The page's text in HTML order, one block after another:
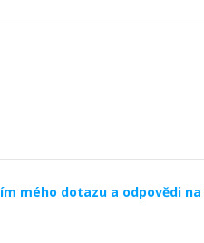
mého dotazu a odpovědi na